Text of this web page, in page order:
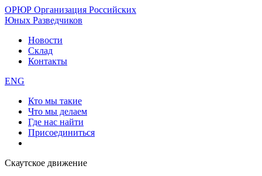
ОРЮР Организация Российских
Юных Разведчиков
Новости
Склад
Контакты
ENG
Кто мы такие
Что мы делаем
Где нас найти
Присоединиться
Скаутское движение